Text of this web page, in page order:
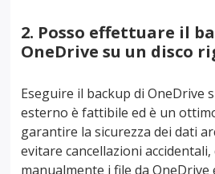
2. Posso effettuare il
OneDrive su un disco
Eseguire il backup di OneDrive
esterno è fattibile ed è un
garantire la sicurezza dei dati
evitare cancellazioni accidentali,
manualmente i file da